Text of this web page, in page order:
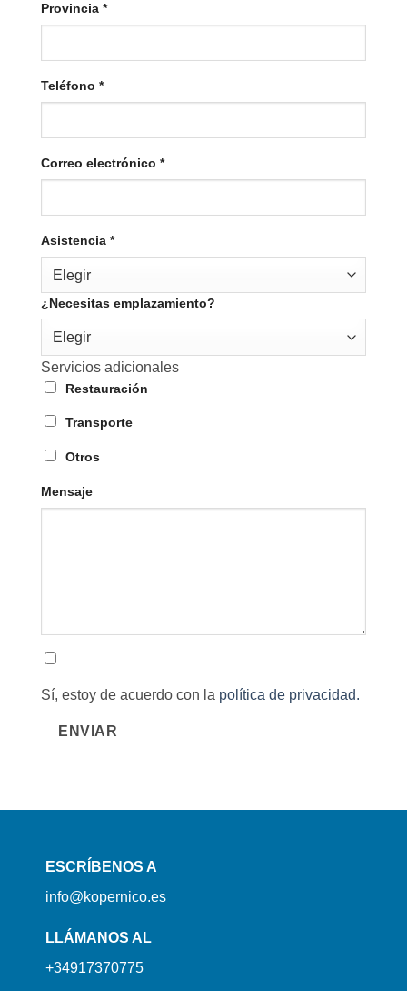
Provincia *
Teléfono *
Correo electrónico *
Asistencia *
Elegir
¿Necesitas emplazamiento?
Elegir
Servicios adicionales
Restauración
Transporte
Otros
Mensaje
Sí, estoy de acuerdo con la política de privacidad.
ENVIAR
ESCRÍBENOS A
info@kopernico.es
LLÁMANOS AL
+34917370775